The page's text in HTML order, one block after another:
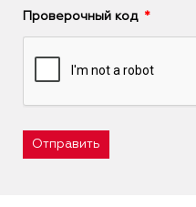
Проверочный код
Отправить